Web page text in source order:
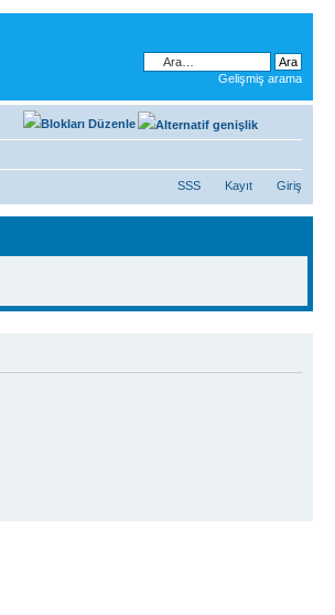
Gelişmiş arama
SSS Kayıt Giriş